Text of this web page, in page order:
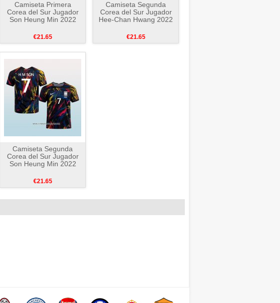
Camiseta Primera
Corea del Sur Jugador
Son Heung Min 2022
€21.65
Camiseta Segunda
Corea del Sur Jugador
Hee-Chan Hwang 2022
€21.65
Camiseta Segunda
Corea del Sur Jugador
Son Heung Min 2022
€21.65